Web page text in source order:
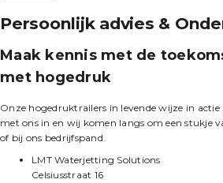
Persoonlijk advies &
Maak kennis met de
met hogedruk
Onze hogedruktrailers in levende wijze in
met ons in en wij komen langs om een stukje
of bij ons bedrijfspand.
LMT Waterjetting Solutions
Celsiusstraat 16